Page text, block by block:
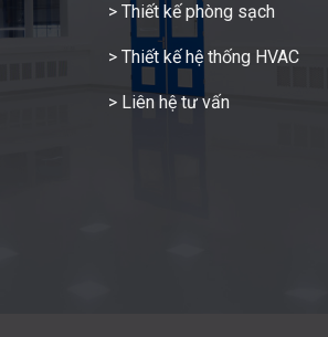
> Thiết kế phòng sạch
> Thiết kế hệ thống HVAC
> Liên hệ tư vấn